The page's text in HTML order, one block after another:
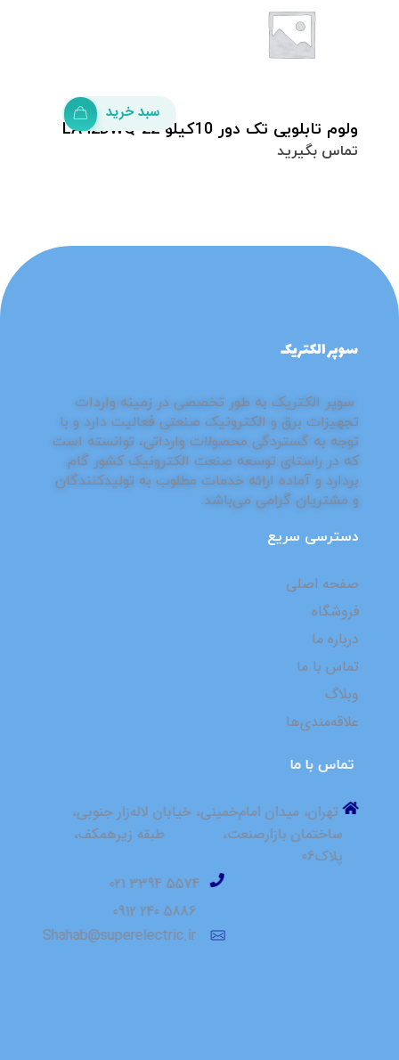
ولوم تابلویی تک دور 10کیلو LA42DWQ-22
تماس بگیرید
سبد خرید
⁮⁮سوپر الکتریک به طور تخصصی در زمینه واردات
تجهیزات برق و الکترونیک صنعتی فعالیت دارد و با
توجه به گستردگی محصولات وارداتی، توانسته است
که در راستای توسعه صنعت الکترونیک کشور گام
بردارد و آماده ارائه خدمات مطلوب به تولیدکنندگان
و مشتریان گرامی می‌باشد.
دسترسی سریع
صفحه اصلی
فروشگاه
درباره ما
تماس با ما
وبلاگ
علاقه‌مندی‌ها
⁮⁮⁮⁮ ⁮⁮تماس با ما
⁮⁮ ⁮⁮تهران، میدان امام‌خمینی، خیابان لاله‌زار جنوبی، ⁮⁮ ⁮⁮ ⁮⁮ ⁮⁮ ⁮⁮ ⁮⁮
⁮⁮ساختمان بازارصنعت، ⁮⁮ ⁮⁮ ⁮⁮ ⁮⁮ ⁮ ⁮⁮ ⁮⁮ ⁮⁮ ⁮⁮ ⁮⁮ ⁮⁮ ⁮⁮⁮⁮ ⁮⁮طبقه زیرهمکف،
پلاک06
⁮⁮ ⁮⁮5574 3394 021
5886 240 0912
Shahab@superelectric.ir